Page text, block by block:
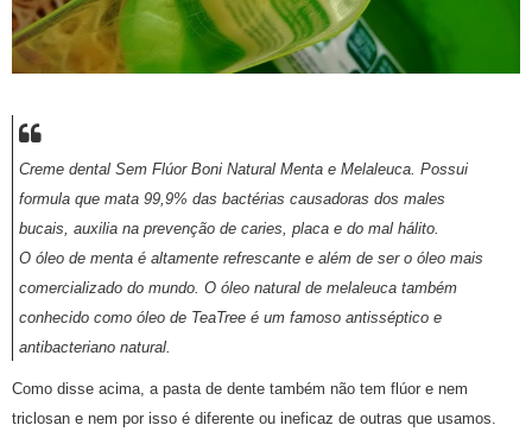
Creme dental Sem Flúor Boni Natural Menta e Melaleuca. Possui
formula que mata 99,9% das bactérias causadoras dos males
bucais, auxilia na prevenção de caries, placa e do mal hálito.
O óleo de menta é altamente refrescante e além de ser o óleo mais
comercializado do mundo. O óleo natural de melaleuca também
conhecido como óleo de TeaTree é um famoso antisséptico e
antibacteriano natural.
Como disse acima, a pasta de dente também não tem flúor e nem
triclosan e nem por isso é diferente ou ineficaz de outras que usamos.